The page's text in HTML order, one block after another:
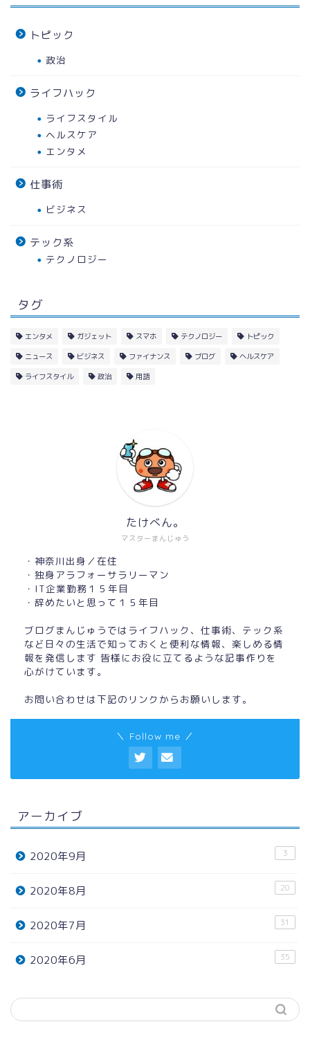
トピック
政治
ライフハック
ライフスタイル
ヘルスケア
エンタメ
仕事術
ビジネス
テック系
テクノロジー
タグ
エンタメ ガジェット スマホ テクノロジー トピック
ニュース ビジネス ファイナンス ブログ ヘルスケア
ライフスタイル 政治 用語
マスターまんじゅう
たけべん。
・神奈川出身／在住
・独身アラフォーサラリーマン
・IT企業勤務１５年目
・辞めたいと思って１５年目
ブログまんじゅうではライフハック、仕事術、テック系
など日々の生活で知っておくと便利な情報、楽しめる情
報を発信します 皆様にお役に立てるような記事作りを
心がけています。
お問い合わせは下記のリンクからお願いします。
＼ Follow me ／
アーカイブ
2020年9月 3
2020年8月 20
2020年7月 31
2020年6月 35